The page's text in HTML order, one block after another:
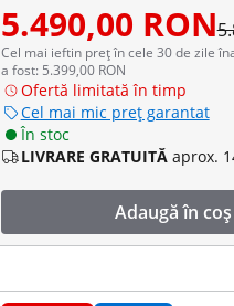
5.490,00 RON
Cel mai ieftin preț în cele 30 de zile
a fost: 5.399,00 RON
Ofertă limitată în timp
Cel mai mic preț garantat
În stoc
LIVRARE GRATUITĂ aprox.
Adaugă în coș